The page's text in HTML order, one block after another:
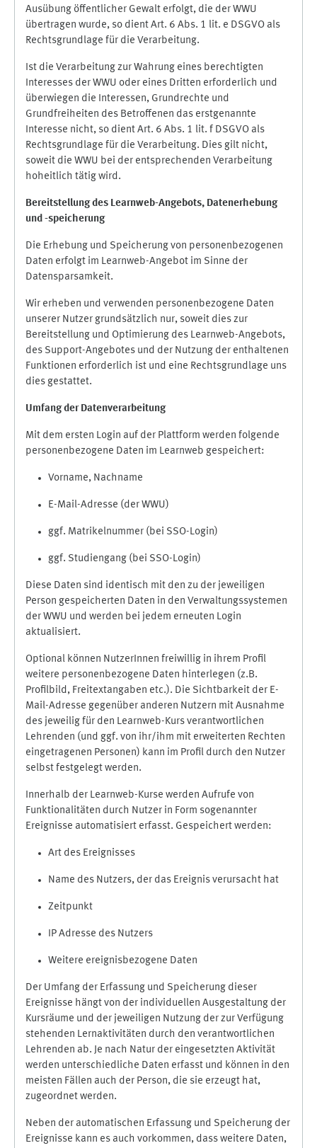
Ausübung öffentlicher Gewalt erfolgt, die der WWU
übertragen wurde, so dient Art. 6 Abs. 1 lit. e DSGVO als
Rechtsgrundlage für die Verarbeitung.
Ist die Verarbeitung zur Wahrung eines berechtigten
Interesses der WWU oder eines Dritten erforderlich und
überwiegen die Interessen, Grundrechte und
Grundfreiheiten des Betroffenen das erstgenannte
Interesse nicht, so dient Art. 6 Abs. 1 lit. f DSGVO als
Rechtsgrundlage für die Verarbeitung. Dies gilt nicht,
soweit die WWU bei der entsprechenden Verarbeitung
hoheitlich tätig wird.
Bereitstellung des Learnweb-Angebots, Datenerhebung
und -speicherung
Die Erhebung und Speicherung von personenbezogenen
Daten erfolgt im Learnweb-Angebot im Sinne der
Datensparsamkeit.
Wir erheben und verwenden personenbezogene Daten
unserer Nutzer grundsätzlich nur, soweit dies zur
Bereitstellung und Optimierung des Learnweb-Angebots,
des Support-Angebotes und der Nutzung der enthaltenen
Funktionen erforderlich ist und eine Rechtsgrundlage uns
dies gestattet.
Umfang der Datenverarbeitung
Mit dem ersten Login auf der Plattform werden folgende
personenbezogene Daten im Learnweb gespeichert:
Vorname, Nachname
E-Mail-Adresse (der WWU)
ggf. Matrikelnummer (bei SSO-Login)
ggf. Studiengang (bei SSO-Login)
Diese Daten sind identisch mit den zu der jeweiligen
Person gespeicherten Daten in den Verwaltungssystemen
der WWU und werden bei jedem erneuten Login
aktualisiert.
Optional können NutzerInnen freiwillig in ihrem Profil
weitere personenbezogene Daten hinterlegen (z.B.
Profilbild, Freitextangaben etc.). Die Sichtbarkeit der E-
Mail-Adresse gegenüber anderen Nutzern mit Ausnahme
des jeweilig für den Learnweb-Kurs verantwortlichen
Lehrenden (und ggf. von ihr/ihm mit erweiterten Rechten
eingetragenen Personen) kann im Profil durch den Nutzer
selbst festgelegt werden.
Innerhalb der Learnweb-Kurse werden Aufrufe von
Funktionalitäten durch Nutzer in Form sogenannter
Ereignisse automatisiert erfasst. Gespeichert werden:
Art des Ereignisses
Name des Nutzers, der das Ereignis verursacht hat
Zeitpunkt
IP Adresse des Nutzers
Weitere ereignisbezogene Daten
Der Umfang der Erfassung und Speicherung dieser
Ereignisse hängt von der individuellen Ausgestaltung der
Kursräume und der jeweiligen Nutzung der zur Verfügung
stehenden Lernaktivitäten durch den verantwortlichen
Lehrenden ab. Je nach Natur der eingesetzten Aktivität
werden unterschiedliche Daten erfasst und können in den
meisten Fällen auch der Person, die sie erzeugt hat,
zugeordnet werden.
Neben der automatischen Erfassung und Speicherung der
Ereignisse kann es auch vorkommen, dass weitere Daten,